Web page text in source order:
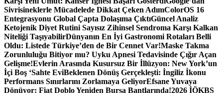
Sivrisineklerle Mücadelede Dikkat Çeken AdımColorOS 16
Entegrasyonu Global Çapta Dolaşıma ÇıktıGüncel Analiz
Ketojenik Diyet Rutini Sayısız Zihinsel Sendroma Karşı Kalkan
Niteliği TaşıyabilirDünyanın En İyi Gastronomi Rotaları Belli
Oldu: Listede Türkiye’den de Bir Cennet Var!Maske Takma
Zorunluluğu Bitiyor mu? Uyku Apnesi Tedavisinde Çığır Açan
Gelişme!Evlerin Arasında Kusursuz Bir İllüzyon: New York’un
İçi Boş ‘Sahte EviBeklenen Dönüş Gerçekleşti: İngiliz İkonu
Performans Sınırlarını Zorlamaya GeliyorEfsane Yuvaya
Dönüyor: Fiat Doblo Yeniden Bursa Bantlarında!2026 İÖKBS